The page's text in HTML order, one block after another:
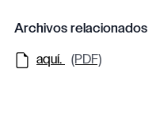
Archivos relacionados
aquí. (PDF)